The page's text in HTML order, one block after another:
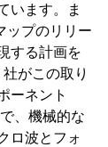
います。ま
ップのリリー
する計画を
がこの取り
ーネント
、機械的な
ロ波とフォ